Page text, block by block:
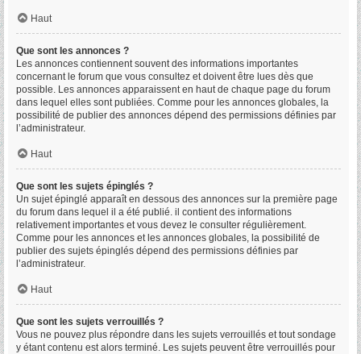
Haut
Que sont les annonces ?
Les annonces contiennent souvent des informations importantes
concernant le forum que vous consultez et doivent être lues dès que
possible. Les annonces apparaissent en haut de chaque page du forum
dans lequel elles sont publiées. Comme pour les annonces globales, la
possibilité de publier des annonces dépend des permissions définies par
l’administrateur.
Haut
Que sont les sujets épinglés ?
Un sujet épinglé apparaît en dessous des annonces sur la première page
du forum dans lequel il a été publié. il contient des informations
relativement importantes et vous devez le consulter régulièrement.
Comme pour les annonces et les annonces globales, la possibilité de
publier des sujets épinglés dépend des permissions définies par
l’administrateur.
Haut
Que sont les sujets verrouillés ?
Vous ne pouvez plus répondre dans les sujets verrouillés et tout sondage
y étant contenu est alors terminé. Les sujets peuvent être verrouillés pour